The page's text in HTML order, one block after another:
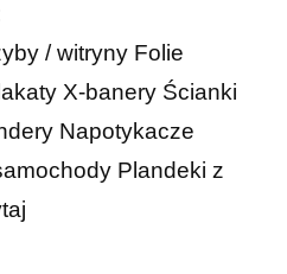
/ witryny Folie
X-banery Ścianki
Napotykacze
Plandeki z